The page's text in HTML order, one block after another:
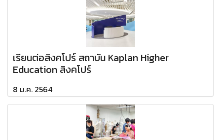
เรียนต่อสิงคโปร์ สถาบัน Kaplan Higher
Education สิงคโปร์
8 ม.ค. 2564